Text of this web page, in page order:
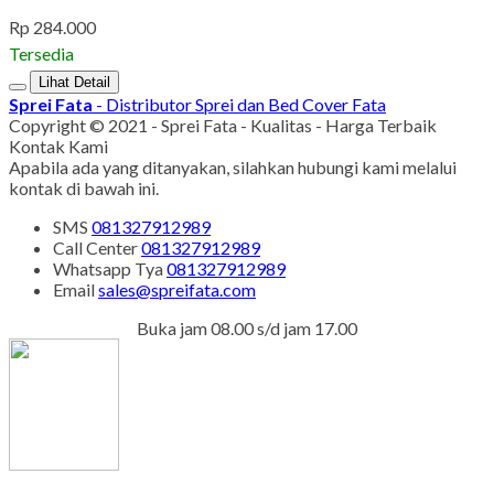
Rp 284.000
Tersedia
Lihat Detail
Sprei Fata - Distributor Sprei dan Bed Cover Fata
Copyright © 2021 - Sprei Fata - Kualitas - Harga Terbaik
Kontak Kami
Apabila ada yang ditanyakan, silahkan hubungi kami melalui
kontak di bawah ini.
SMS 081327912989
Call Center081327912989
Whatsapp Tya081327912989
Emailsales@spreifata.com
Buka jam 08.00 s/d jam 17.00